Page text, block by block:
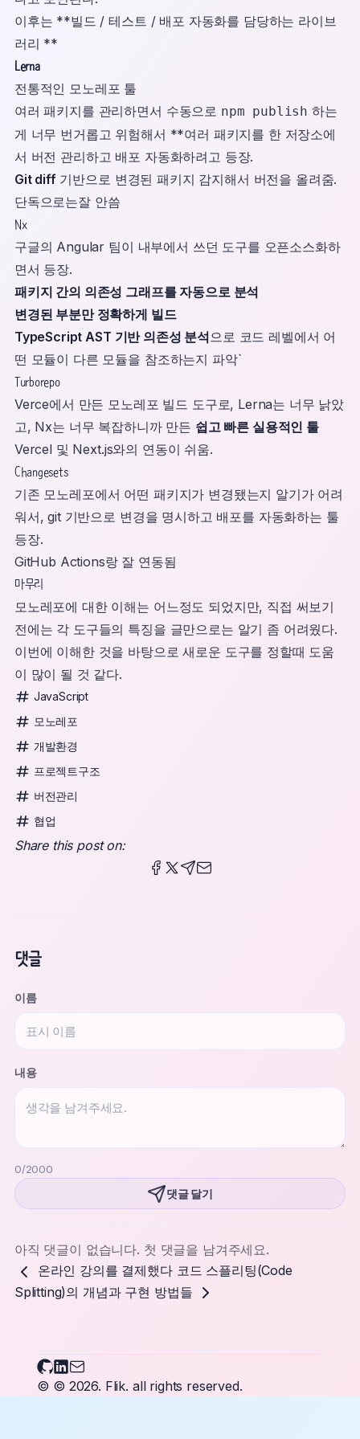
이후는 **빌드 / 테스트 / 배포 자동화를 담당하는 라이브
러리 **
Lerna
전통적인 모노레포 툴
여러 패키지를 관리하면서 수동으로 npm publish 하는
게 너무 번거롭고 위험해서 **여러 패키지를 한 저장소에
서 버전 관리하고 배포 자동화하려고 등장.
Git diff기반으로 변경된 패키지 감지해서 버전을 올려줌.
단독으로는잘 안씀
Nx
구글의 Angular 팀이 내부에서 쓰던 도구를 오픈소스화하
면서 등장.
패키지 간의 의존성 그래프를 자동으로 분석
변경된 부분만 정확하게 빌드
TypeScript AST 기반 의존성 분석으로 코드 레벨에서 어
떤 모듈이 다른 모듈을 참조하는지 파악`
Turborepo
Verce에서 만든 모노레포 빌드 도구로, Lerna는 너무 낡았
고, Nx는 너무 복잡하니까 만든 쉽고 빠른 실용적인 툴
Vercel 및 Next.js와의 연동이 쉬움.
Changesets
기존 모노레포에서 어떤 패키지가 변경됐는지 알기가 어려
워서, git 기반으로 변경을 명시하고 배포를 자동화하는 툴
등장.
GitHub Actions랑 잘 연동됨
마무리
모노레포에 대한 이해는 어느정도 되었지만, 직접 써보기
전에는 각 도구들의 특징을 글만으로는 알기 좀 어려웠다.
이번에 이해한 것을 바탕으로 새로운 도구를 정할때 도움
이 많이 될 것 같다.
JavaScript
모노레포
개발환경
프로젝트구조
버전관리
협업
Share this post on:
Share this post on Facebook
Share this post on X
Share this post via
댓글
이름
Website
내용
0/2000
댓글 달기
아직 댓글이 없습니다. 첫 댓글을 남겨주세요.
온라인 강의를 결제했다 코드 스플리팅(Code
Splitting)의 개념과 구현 방법들
Flikary on Github
Flikary on LinkedIn
© © 2026. Flik. all rights reserved.